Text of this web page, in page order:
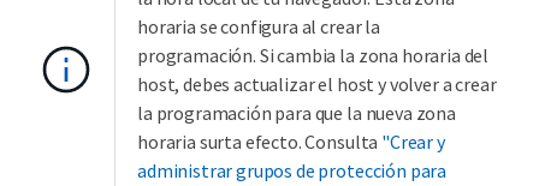
horaria se configura al crear la
programación. Si cambia la zona horaria del
host, debes actualizar el host y volver a crear
la programación para que la nueva zona
horaria surta efecto. Consulta "Crear y
administrar grupos de protección para